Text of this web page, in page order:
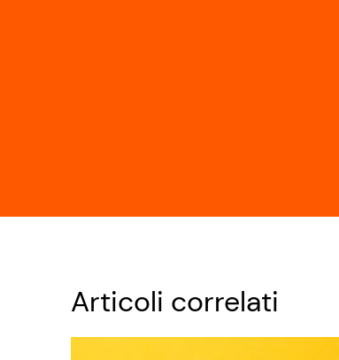
Articoli correlati